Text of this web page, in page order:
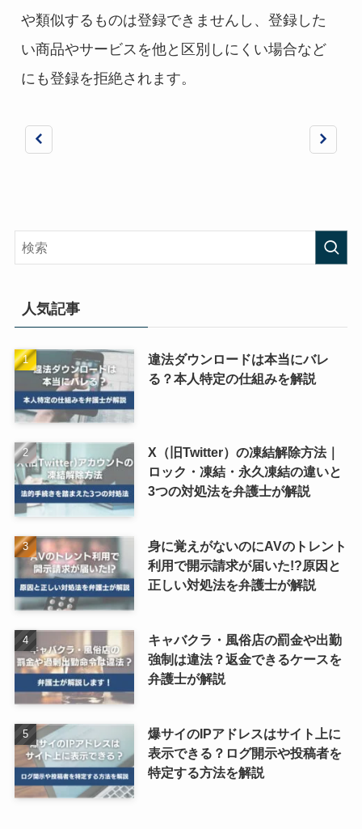
や類似するものは登録できませんし、登録した
い商品やサービスを他と区別しにくい場合など
にも登録を拒絶されます。
人気記事
違法ダウンロードは本当にバレ
る？本人特定の仕組みを解説
X（旧Twitter）の凍結解除方法｜
ロック・凍結・永久凍結の違いと
3つの対処法を弁護士が解説
身に覚えがないのにAVのトレント
利用で開示請求が届いた!?原因と
正しい対処法を弁護士が解説
キャバクラ・風俗店の罰金や出勤
強制は違法？返金できるケースを
弁護士が解説
爆サイのIPアドレスはサイト上に
表示できる？ログ開示や投稿者を
特定する方法を解説